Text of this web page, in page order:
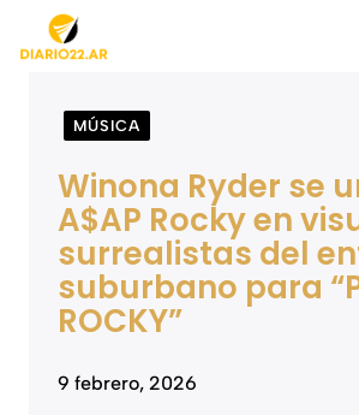
Saltar
MÚSICA
Winona Ryder se
A$AP Rocky en
surrealistas del
suburbano para
ROCKY”
9 febrero, 2026